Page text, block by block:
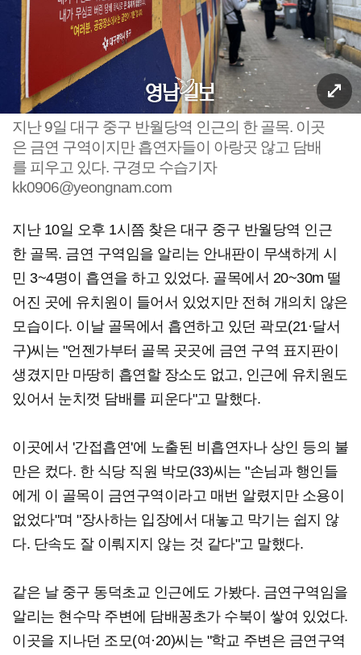
지난 9일 대구 중구 반월당역 인근의 한 골목. 이곳
은 금연 구역이지만 흡연자들이 아랑곳 않고 담배
를 피우고 있다. 구경모 수습기자
kk0906@yeongnam.com
지난 10일 오후 1시쯤 찾은 대구 중구 반월당역 인근
한 골목. 금연 구역임을 알리는 안내판이 무색하게 시
민 3~4명이 흡연을 하고 있었다. 골목에서 20~30m 떨
어진 곳에 유치원이 들어서 있었지만 전혀 개의치 않은
모습이다. 이날 골목에서 흡연하고 있던 곽모(21·달서
구)씨는 "언젠가부터 골목 곳곳에 금연 구역 표지판이
생겼지만 마땅히 흡연할 장소도 없고, 인근에 유치원도
있어서 눈치껏 담배를 피운다"고 말했다.
이곳에서 '간접흡연'에 노출된 비흡연자나 상인 등의 불
만은 컸다. 한 식당 직원 박모(33)씨는 "손님과 행인들
에게 이 골목이 금연구역이라고 매번 알렸지만 소용이
없었다"며 "장사하는 입장에서 대놓고 막기는 쉽지 않
다. 단속도 잘 이뤄지지 않는 것 같다"고 말했다.
같은 날 중구 동덕초교 인근에도 가봤다. 금연구역임을
알리는 현수막 주변에 담배꽁초가 수북이 쌓여 있었다.
이곳을 지나던 조모(여·20)씨는 "학교 주변은 금연구역